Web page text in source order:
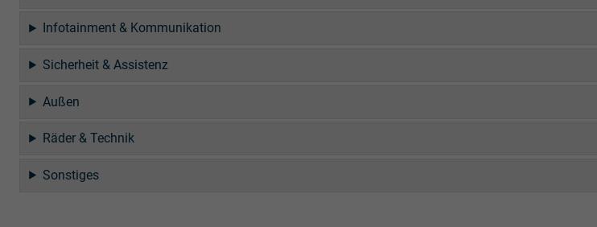
Infotainment & Kommunikation
Sicherheit & Assistenz
Außen
Räder & Technik
Sonstiges